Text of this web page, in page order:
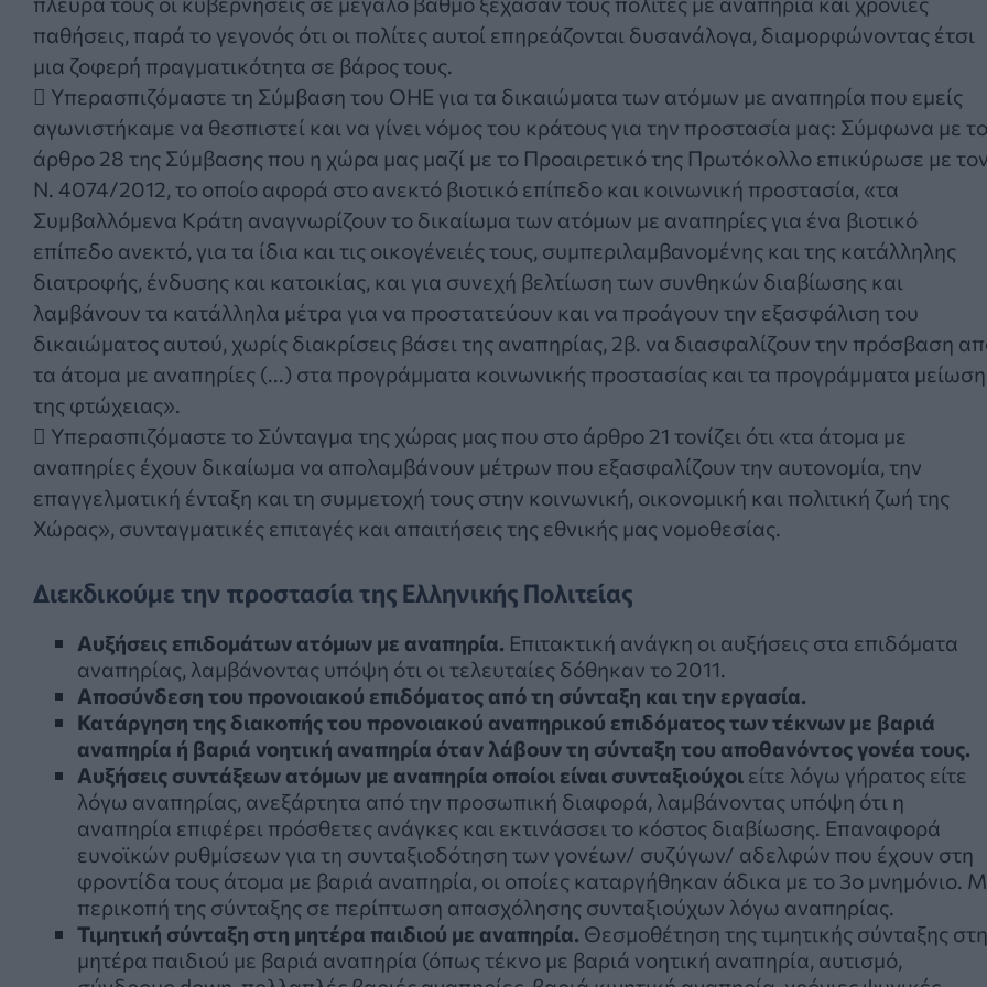
παθήσεις, παρά το γεγονός ότι οι πολίτες αυτοί επηρεάζονται δυσανάλογα, διαμορφώνοντας έτσι
μια ζοφερή πραγματικότητα σε βάρος τους.
 Υπερασπιζόμαστε τη Σύμβαση του ΟΗΕ για τα δικαιώματα των ατόμων με αναπηρία που εμείς
αγωνιστήκαμε να θεσπιστεί και να γίνει νόμος του κράτους για την προστασία μας: Σύμφωνα με το
άρθρο 28 της Σύμβασης που η χώρα μας μαζί με το Προαιρετικό της Πρωτόκολλο επικύρωσε με
Ν. 4074/2012, το οποίο αφορά στο ανεκτό βιοτικό επίπεδο και κοινωνική προστασία, «τα
Συμβαλλόμενα Κράτη αναγνωρίζουν το δικαίωμα των ατόμων με αναπηρίες για ένα βιοτικό
επίπεδο ανεκτό, για τα ίδια και τις οικογένειές τους, συμπεριλαμβανομένης και της κατάλληλης
διατροφής, ένδυσης και κατοικίας, και για συνεχή βελτίωση των συνθηκών διαβίωσης και
λαμβάνουν τα κατάλληλα μέτρα για να προστατεύουν και να προάγουν την εξασφάλιση του
δικαιώματος αυτού, χωρίς διακρίσεις βάσει της αναπηρίας, 2β. να διασφαλίζουν την πρόσβαση
τα άτομα με αναπηρίες (...) στα προγράμματα κοινωνικής προστασίας και τα προγράμματα
της φτώχειας».
 Υπερασπιζόμαστε το Σύνταγμα της χώρας μας που στο άρθρο 21 τονίζει ότι «τα άτομα με
αναπηρίες έχουν δικαίωμα να απολαμβάνουν μέτρων που εξασφαλίζουν την αυτονομία, την
επαγγελματική ένταξη και τη συμμετοχή τους στην κοινωνική, οικονομική και πολιτική ζωή της
Χώρας», συνταγματικές επιταγές και απαιτήσεις της εθνικής μας νομοθεσίας.
Διεκδικούμε την προστασία της Ελληνικής Πολιτείας
Αυξήσεις επιδομάτων ατόμων με αναπηρία. Επιτακτική ανάγκη οι αυξήσεις στα επιδόματα
αναπηρίας, λαμβάνοντας υπόψη ότι οι τελευταίες δόθηκαν το 2011.
Αποσύνδεση του προνοιακού επιδόματος από τη σύνταξη και την εργασία.
Κατάργηση της διακοπής του προνοιακού αναπηρικού επιδόματος των τέκνων με βαριά
αναπηρία ή βαριά νοητική αναπηρία όταν λάβουν τη σύνταξη του αποθανόντος γονέα τους.
Αυξήσεις συντάξεων ατόμων με αναπηρία οποίοι είναι συνταξιούχοι είτε λόγω γήρατος είτε
λόγω αναπηρίας, ανεξάρτητα από την προσωπική διαφορά, λαμβάνοντας υπόψη ότι η
αναπηρία επιφέρει πρόσθετες ανάγκες και εκτινάσσει το κόστος διαβίωσης. Επαναφορά
ευνοϊκών ρυθμίσεων για τη συνταξιοδότηση των γονέων/ συζύγων/ αδελφών που έχουν στη
φροντίδα τους άτομα με βαριά αναπηρία, οι οποίες καταργήθηκαν άδικα με το 3ο μνημόνιο.
περικοπή της σύνταξης σε περίπτωση απασχόλησης συνταξιούχων λόγω αναπηρίας.
Τιμητική σύνταξη στη μητέρα παιδιού με αναπηρία. Θεσμοθέτηση της τιμητικής σύνταξης στη
μητέρα παιδιού με βαριά αναπηρία (όπως τέκνο με βαριά νοητική αναπηρία, αυτισμό,